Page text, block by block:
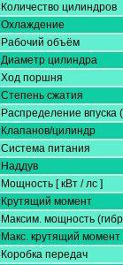
Количество цилиндров
Охлаждение
Рабочий объём
Диаметр цилиндра
Ход поршня
Степень сжатия
Распределение впуска
Клапанов/цилиндр
Система питания
Наддув
Мощность [ кВт / лс ]
Крутящий момент
Максим. мощность
Макс. крутящий момент
Коробка передач